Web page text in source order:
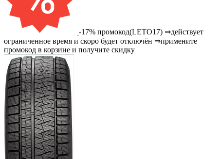
-17% промокод(LETO17) ⇒действует
ограниченное время и скоро будет отключён ⇒примените
промокод в корзине и получите скидку